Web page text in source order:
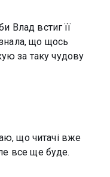
Влад встиг її
знала, що щось
за таку чудову
що читачі вже
все ще буде.